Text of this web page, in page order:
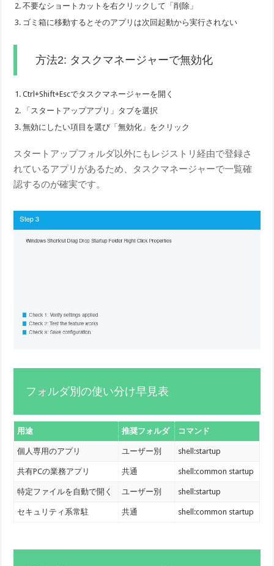
不要なショートカットを右クリックして「削除」
ゴミ箱に移動するとそのアプリは次回起動から実行されない
方法2: タスクマネージャーで無効化
Ctrl+Shift+Escでタスクマネージャーを開く
「スタートアップアプリ」タブを選択
無効にしたい項目を選び「無効化」をクリック
スタートアップフォルダ以外にもレジストリ経由で登録さ
れているアプリがあるため、タスクマネージャーで一覧確
認するのが確実です。
フォルダ別の使い分け早見表
用途 推奨フォルダ コマンド
個人専用のアプリ ユーザー別 shell:startup
共有PCの業務アプリ 共通 shell:common startup
特定ファイルを自動で開く ユーザー別 shell:startup
セキュリティ系常駐 共通 shell:common startup